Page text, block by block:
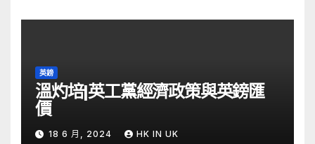
英鎊
溫灼培|英工黨經濟政策與英鎊匯
價
18 6 月, 2024 HK IN UK